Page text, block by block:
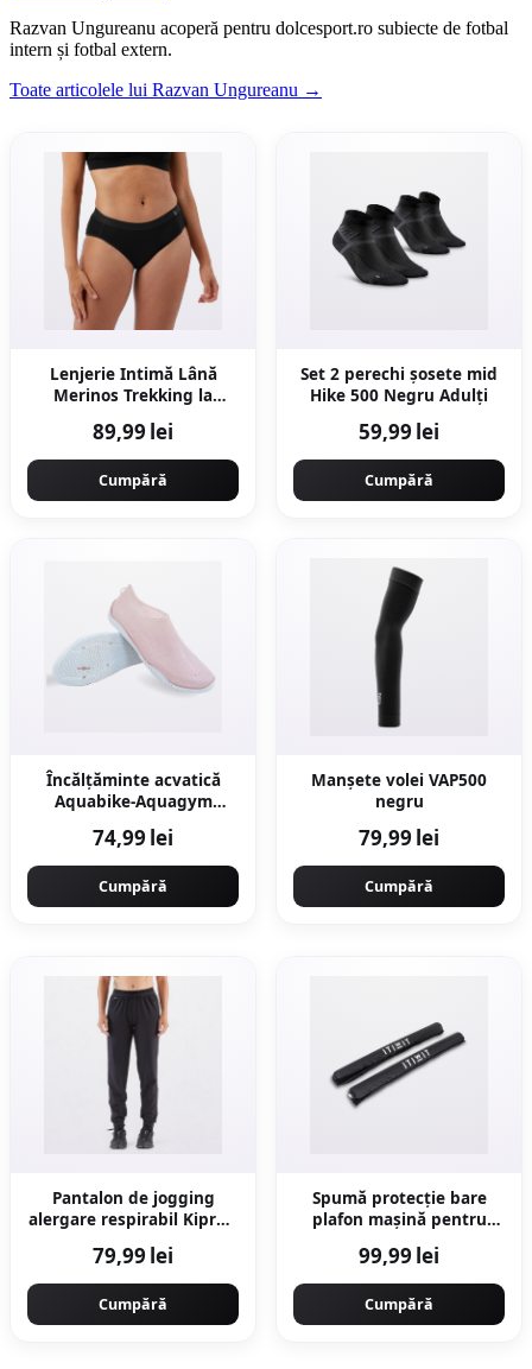
Razvan Ungureanu acoperă pentru dolcesport.ro subiecte de fotbal
intern și fotbal extern.
Toate articolele lui Razvan Ungureanu →
Lenjerie Intimă Lână
Merinos Trekking la
Damă
89,99 lei
Cumpără
Set 2 perechi șosete mid
Hike 500 Negru Adulți
59,99 lei
Cumpără
Încălțăminte acvatică
Aquabike-Aquagym
74,99 lei
Cumpără
Manșete volei VAP500
negru
79,99 lei
Cumpără
Pantalon de jogging
alergare respirabil Kiprun
79,99 lei
Cumpără
Spumă protecție bare
plafon mașină pentru
99,99 lei
Cumpără